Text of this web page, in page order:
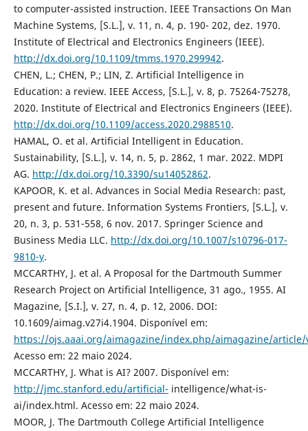
to computer-assisted instruction. IEEE Transactions On Man
Machine Systems, [S.L.], v. 11, n. 4, p. 190- 202, dez. 1970.
Institute of Electrical and Electronics Engineers (IEEE).
http://dx.doi.org/10.1109/tmms.1970.299942.
CHEN, L.; CHEN, P.; LIN, Z. Artificial Intelligence in
Education: a review. IEEE Access, [S.L.], v. 8, p. 75264-75278,
2020. Institute of Electrical and Electronics Engineers (IEEE).
http://dx.doi.org/10.1109/access.2020.2988510.
HAMAL, O. et al. Artificial Intelligent in Education.
Sustainability, [S.L.], v. 14, n. 5, p. 2862, 1 mar. 2022. MDPI
AG. http://dx.doi.org/10.3390/su14052862.
KAPOOR, K. et al. Advances in Social Media Research: past,
present and future. Information Systems Frontiers, [S.L.], v.
20, n. 3, p. 531-558, 6 nov. 2017. Springer Science and
Business Media LLC. http://dx.doi.org/10.1007/s10796-017-
9810-y.
MCCARTHY, J. et al. A Proposal for the Dartmouth Summer
Research Project on Artificial Intelligence, 31 ago., 1955. AI
Magazine, [S.I.], v. 27, n. 4, p. 12, 2006. DOI:
10.1609/aimag.v27i4.1904. Disponível em:
https://ojs.aaai.org/aimagazine/index.php/aimagazine/article/
Acesso em: 22 maio 2024.
MCCARTHY, J. What is AI? 2007. Disponível em:
http://jmc.stanford.edu/artificial- intelligence/what-is-
ai/index.html. Acesso em: 22 maio 2024.
MOOR, J. The Dartmouth College Artificial Intelligence